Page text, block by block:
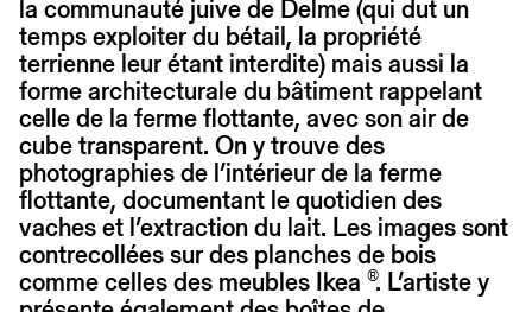
la communauté juive de Delme (qui dut un
temps exploiter du bétail, la propriété
terrienne leur étant interdite) mais aussi la
forme architecturale du bâtiment rappelant
celle de la ferme flottante, avec son air de
cube transparent. On y trouve des
photographies de l’intérieur de la ferme
flottante, documentant le quotidien des
vaches et l’extraction du lait. Les images sont
contrecollées sur des planches de bois
comme celles des meubles Ikea ®. L’artiste y